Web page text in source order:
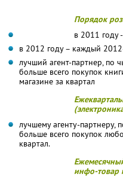
Порядок
в 2011 году
в 2012 году – каждый
лучший агент-партнер, по
больше всего покупок
магазине за квартал
лучшему агенту-
больше всего покупок
квартал.
инфо-товар